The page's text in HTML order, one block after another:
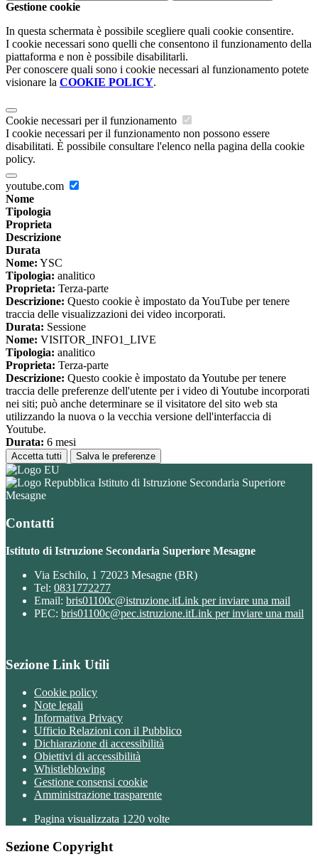
Gestione cookie
In questa schermata è possibile scegliere quali cookie consentire.
I cookie necessari sono quelli che consentono il funzionamento della
piattaforma e non è possibile disabilitarli.
Per conoscere quali sono i cookie necessari al funzionamento potete
visionare la COOKIE POLICY.
Cookie necessari per il funzionamento
I cookie necessari per il funzionamento non possono essere
disabilitati. È possibile consultare l'elenco nella pagina della cookie
policy.
youtube.com
Nome
Tipologia
Proprieta
Descrizione
Durata
Nome: YSC
Tipologia: analitico
Proprieta: Terza-parte
Descrizione: Questo cookie è impostato da YouTube per tenere
traccia delle visualizzazioni dei video incorporati.
Durata: Sessione
Nome: VISITOR_INFO1_LIVE
Tipologia: analitico
Proprieta: Terza-parte
Descrizione: Questo cookie è impostato da Youtube per tenere
traccia delle preferenze dell'utente per i video di Youtube incorporati
nei siti; può anche determinare se il visitatore del sito web sta
utilizzando la nuova o la vecchia versione dell'interfaccia di
Youtube.
Durata: 6 mesi
Accetta tutti Salva le preferenze
Istituto di Istruzione Secondaria Superiore
Mesagne
Contatti
Istituto di Istruzione Secondaria Superiore Mesagne
Via Eschilo, 1 72023 Mesagne (BR)
Tel: 0831772277
Email: bris01100c@istruzione.itLink per inviare una mail
PEC: bris01100c@pec.istruzione.itLink per inviare una mail
Sezione Link Utili
Cookie policy
Note legali
Informativa Privacy
Ufficio Relazioni con il Pubblico
Dichiarazione di accessibilità
Obiettivi di accessibilità
Whistleblowing
Gestione consensi cookie
Amministrazione trasparente
Pagina visualizzata 1220 volte
Sezione Copyright